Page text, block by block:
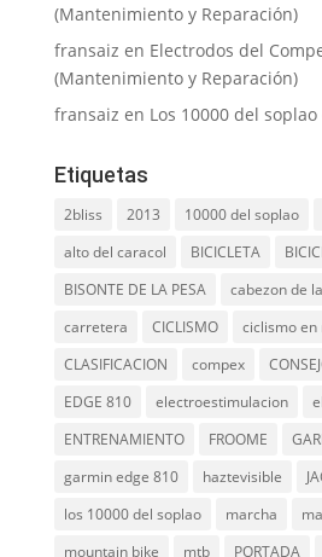
(Mantenimiento y Reparación)
fransaiz en Electrodos del
(Mantenimiento y Reparación)
fransaiz en Los 10000 del
Etiquetas
2bliss 2013 10000 del soplao
alto del caracol
BICICLETA
BISONTE DE LA PESA
cabezon de
carretera
CICLISMO ciclismo en
CLASIFICACION
compex
EDGE 810
electroestimulacion
ENTRENAMIENTO
FROOME
garmin edge 810
haztevisible
los 10000 del soplao
marcha
mountain bike
mtb PORTADA